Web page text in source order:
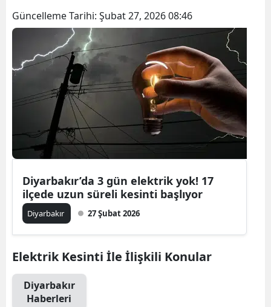
Güncelleme Tarihi: Şubat 27, 2026 08:46
Diyarbakır’da 3 gün elektrik yok! 17
ilçede uzun süreli kesinti başlıyor
Diyarbakır 27 Şubat 2026
Elektrik Kesinti İle İlişkili Konular
Diyarbakır
Haberleri